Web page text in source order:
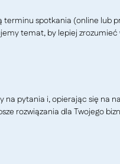
terminu spotkania (online lub
temat, by lepiej zrozumieć
pytania i, opierając się na
rozwiązania dla Twojego